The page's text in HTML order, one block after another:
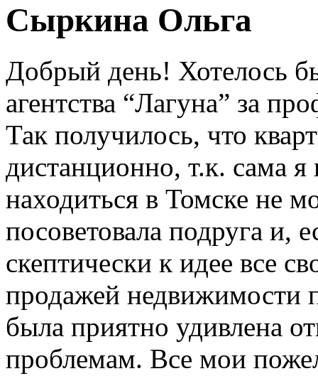
Сыркина Ольга
Добрый день! Хотелось
агентства “Лагуна” за
Так получилось, что
дистанционно, т.к. сама
находиться в Томске не
посоветовала подруга и,
скептически к идее все
продажей недвижимости
была приятно удивлена
проблемам. Все мои